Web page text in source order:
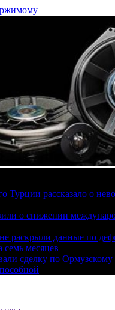
Турции рассказало о
о снижении
раскрыли данные по
семь месяцев
сделку по Ормузскому